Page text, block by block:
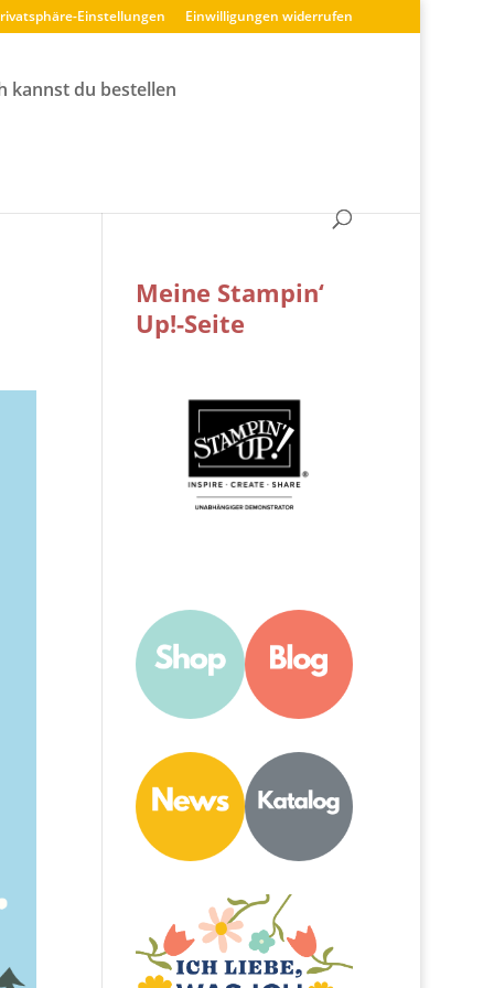
Einstellungen Einwilligungen widerrufen
kannst du bestellen
Meine Stampin‘
Up!-Seite